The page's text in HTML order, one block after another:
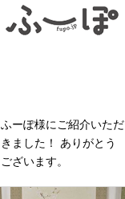
ふーぽ様にご紹介いただ
きました！ ありがとう
ございます。